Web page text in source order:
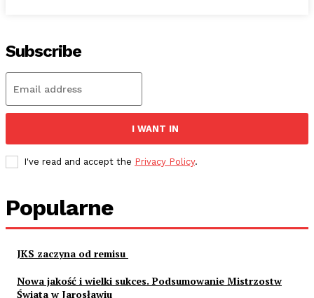
Subscribe
I WANT IN
I've read and accept the Privacy Policy.
Popularne
JKS zaczyna od remisu
Nowa jakość i wielki sukces. Podsumowanie Mistrzostw
Świata w Jarosławiu